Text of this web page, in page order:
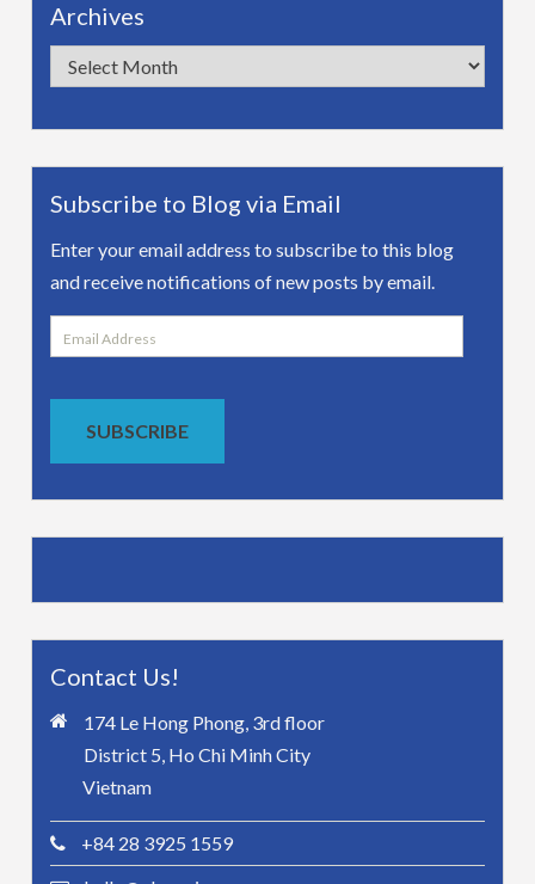
Archives
Archives
Subscribe to Blog via Email
Enter your email address to subscribe to this blog
and receive notifications of new posts by email.
Email
Address
SUBSCRIBE
Contact Us!
174 Le Hong Phong, 3rd floor
District 5, Ho Chi Minh City
Vietnam
+84 28 3925 1559